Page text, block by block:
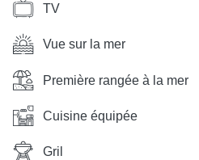
TV
Vue sur la mer
Première rangée à la mer
Cuisine équipée
Gril